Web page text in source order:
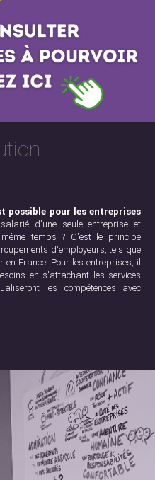
possible pour les entreprises
d'une seule entreprise et
temps ? C'est le principe
d'employeurs, tels que
en France. Pour les entreprises, il
en s'attachant les services
les compétences avec